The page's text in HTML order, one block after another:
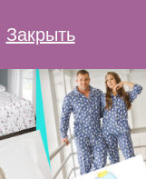
Закрыть